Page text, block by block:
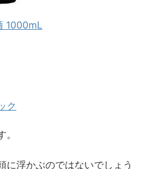
1000mL
ク
。
に浮かぶのではないでしょう